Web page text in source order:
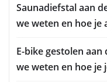
Saunadiefstal aan
we weten en hoe je
E-bike gestolen
we weten en hoe je